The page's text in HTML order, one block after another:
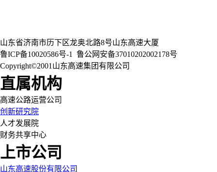
山东省济南市历下区龙奥北路8号山东高速大厦
鲁ICP备10020586号-1
鲁公网安备37010202002178号
Copyright©2001山东高速集团有限公司
直属机构
高速公路运营公司
创新研究院
人才发展院
财务共享中心
上市公司
山东高速股份有限公司